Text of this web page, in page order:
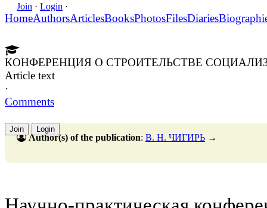
Join · Login ·
HomeAuthorsArticlesBooksPhotosFilesDiaries
КОНФЕРЕНЦИЯ О СТРОИТЕЛЬСТВЕ
Article text
·
Comments
Join Login
Author(s) of the publication: В. Н. ЧИГИРЬ →